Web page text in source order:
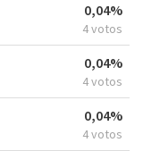
0,04%
4 votos
0,04%
4 votos
0,04%
4 votos